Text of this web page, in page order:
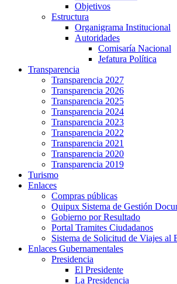
Objetivos
Estructura
Organigrama Institucional
Autoridades
Comisaría Nacional
Jefatura Política
Transparencia
Transparencia 2027
Transparencia 2026
Transparencia 2025
Transparencia 2024
Transparencia 2023
Transparencia 2022
Transparencia 2021
Transparencia 2020
Transparencia 2019
Turismo
Enlaces
Compras públicas
Quipux Sistema de Gestión
Gobierno por Resultado
Portal Tramites Ciudadanos
Sistema de Solicitud de Viajes al
Enlaces Gubernamentales
Presidencia
El Presidente
La Presidencia